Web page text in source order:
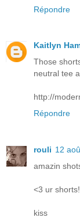
Répondre
Kaitlyn
Those
neutral tee
http://
Répondre
rouli 12
amazin
<3 ur shorts!
kiss